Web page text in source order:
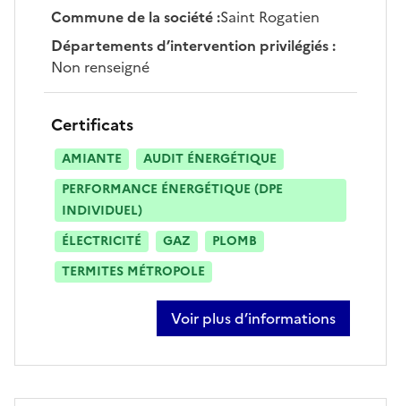
Commune de la société:Saint Rogatien
Départements d’intervention privilégiés:
Non renseigné
Certificats
AMIANTE
AUDIT ÉNERGÉTIQUE
PERFORMANCE ÉNERGÉTIQUE (DPE
INDIVIDUEL)
ÉLECTRICITÉ
GAZ
PLOMB
TERMITES MÉTROPOLE
Voir plus d’informations
sur jérôme gaunie